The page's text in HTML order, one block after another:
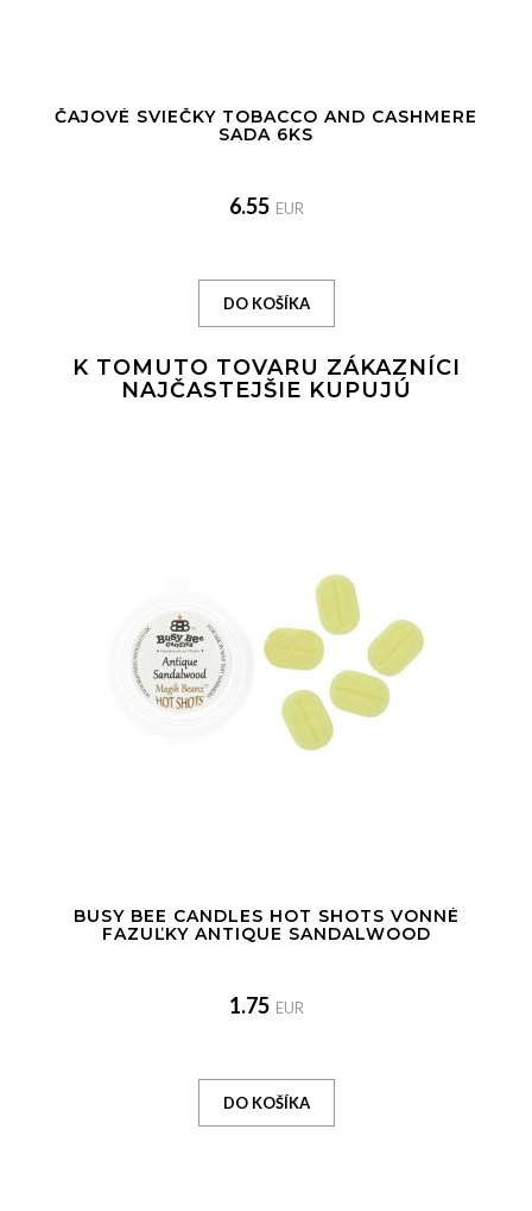
ČAJOVÉ SVIEČKY TOBACCO AND CASHMERE
SADA 6KS
6.55 EUR
K TOMUTO TOVARU ZÁKAZNÍCI
NAJČASTEJŠIE KUPUJÚ
BUSY BEE CANDLES HOT SHOTS VONNÉ
FAZUĽKY ANTIQUE SANDALWOOD
1.75 EUR